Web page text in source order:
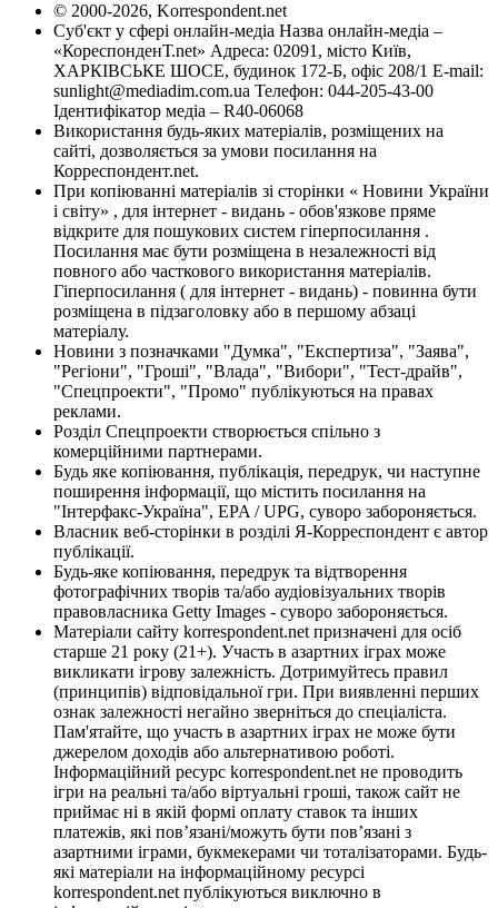
© 2000-2026, Korrespondent.net
Суб'єкт у сфері онлайн-медіа Назва онлайн-медіа –
«КореспонденТ.net» Адреса: 02091, місто Київ,
ХАРКІВСЬКЕ ШОСЕ, будинок 172-Б, офіс 208/1 E-mail:
sunlight@mediadim.com.ua Телефон: 044-205-43-00
Ідентифікатор медіа – R40-06068
Використання будь-яких матеріалів, розміщених на
сайті, дозволяється за умови посилання на
Корреспондент.net.
При копіюванні матеріалів зі сторінки « Новини України
і світу» , для інтернет - видань - обов'язкове пряме
відкрите для пошукових систем гіперпосилання .
Посилання має бути розміщена в незалежності від
повного або часткового використання матеріалів.
Гіперпосилання ( для інтернет - видань) - повинна бути
розміщена в підзаголовку або в першому абзаці
матеріалу.
Новини з позначками "Думка", "Експертиза", "Заява",
"Регіони", "Гроші", "Влада", "Вибори", "Тест-драйв",
"Спецпроекти", "Промо" публікуються на правах
реклами.
Розділ Спецпроекти створюється спільно з
комерційними партнерами.
Будь яке копіювання, публікація, передрук, чи наступне
поширення інформації, що містить посилання на
"Інтерфакс-Україна", EPA / UPG, суворо забороняється.
Власник веб-сторінки в розділі Я-Корреспондент є автор
публікації.
Будь-яке копіювання, передрук та відтворення
фотографічних творів та/або аудіовізуальних творів
правовласника Getty Images - суворо забороняється.
Матеріали сайту korrespondent.net призначені для осіб
старше 21 року (21+). Участь в азартних іграх може
викликати ігрову залежність. Дотримуйтесь правил
(принципів) відповідальної гри. При виявленні перших
ознак залежності негайно зверніться до спеціаліста.
Пам'ятайте, що участь в азартних іграх не може бути
джерелом доходів або альтернативою роботі.
Інформаційний ресурс korrespondent.net не проводить
ігри на реальні та/або віртуальні гроші, також сайт не
приймає ні в якій формі оплату ставок та інших
платежів, які пов’язані/можуть бути пов’язані з
азартними іграми, букмекерами чи тоталізаторами. Будь-
які матеріали на інформаційному ресурсі
korrespondent.net публікуються виключно в